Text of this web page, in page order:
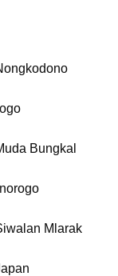
Bungkal
Mlarak